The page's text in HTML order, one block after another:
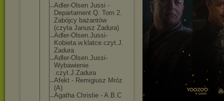
Adler-Olsen Jussi -
Departament Q. Tom 2.
Zabójcy bażantów
(czyta Janusz Zadura)
Adler-Olsen.Jussi-
Kobieta.w. klatce.czyt.J.
Zadura
Adler-Olsen.Jussi-
Wybawienie
.czyt.J.Zadura
Afekt - Remigiusz Mróz
(A)
Agatha Christie - A.B.C